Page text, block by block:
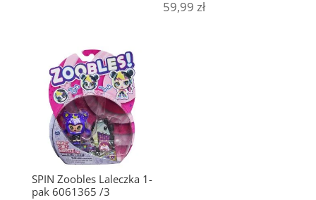
59,99 zł
SPIN Zoobles Laleczka 1-
pak 6061365 /3